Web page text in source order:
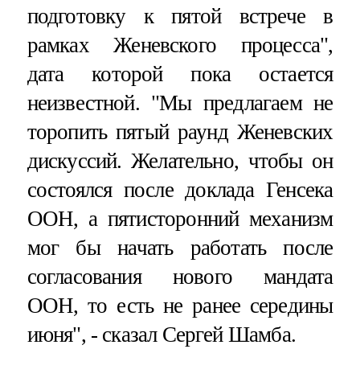
подготовку к пятой встрече в
рамках Женевского процесса",
дата которой пока остается
неизвестной. "Мы предлагаем не
торопить пятый раунд Женевских
дискуссий. Желательно, чтобы он
состоялся после доклада Генсека
ООН, а пятисторонний механизм
мог бы начать работать после
согласования нового мандата
ООН, то есть не ранее середины
июня", - сказал Сергей Шамба.